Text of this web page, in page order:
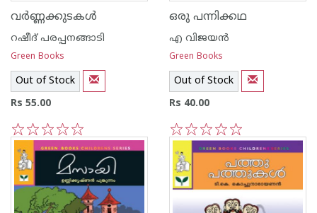
വര്‍ണ്ണക്കുടകള്‍
റഷീദ് പരപ്പനങ്ങാ‍ടി
Green Books
Out of Stock
Rs 55.00
5
4
3
2
1
ഒരു പന്നിക്കഥ
എ വിജയന്‍
Green Books
Out of Stock
Rs 40.00
5
4
3
2
1